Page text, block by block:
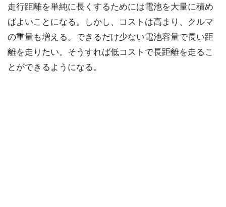
走行距離を単純に長くするためには電池を大量に積め
ばよいことになる。しかし、コストは高まり、クルマ
の重量も増える。できるだけ少ない電池容量で長い距
離を走りたい。そうすれば低コストで長距離を走るこ
とができるようになる。